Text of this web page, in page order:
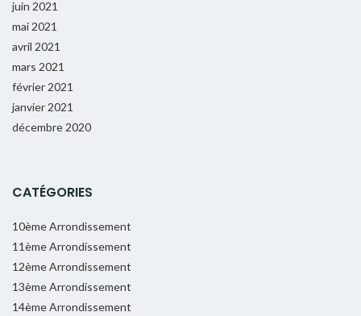
juin 2021
mai 2021
avril 2021
mars 2021
février 2021
janvier 2021
décembre 2020
CATÉGORIES
10ème Arrondissement
11ème Arrondissement
12ème Arrondissement
13ème Arrondissement
14ème Arrondissement